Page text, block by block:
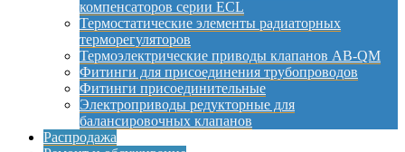
компенсаторов серии ECL
Термостатические элементы радиаторных
терморегуляторов
Термоэлектрические приводы клапанов AB-QM
Фитинги для присоединения трубопроводов
Фитинги присоединительные
Электроприводы редукторные для
балансировочных клапанов
Распродажа